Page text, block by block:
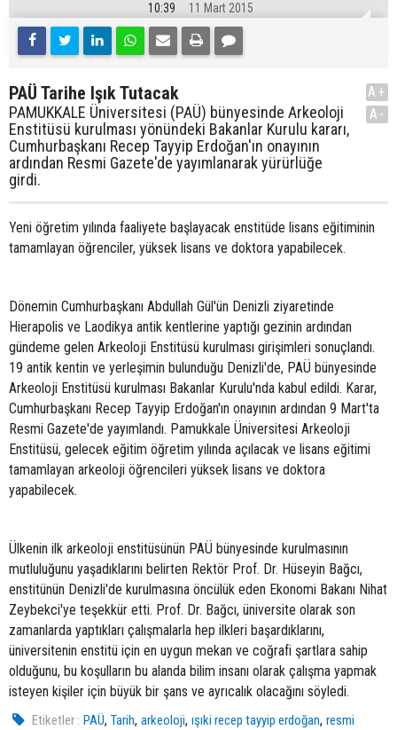
10:39 11 Mart 2015
PAÜ Tarihe Işık Tutacak
PAMUKKALE Üniversitesi (PAÜ) bünyesinde Arkeoloji
Enstitüsü kurulması yönündeki Bakanlar Kurulu kararı,
Cumhurbaşkanı Recep Tayyip Erdoğan'ın onayının
ardından Resmi Gazete'de yayımlanarak yürürlüğe
girdi.
A+
A-
Yeni öğretim yılında faaliyete başlayacak enstitüde lisans eğitiminin
tamamlayan öğrenciler, yüksek lisans ve doktora yapabilecek.
Dönemin Cumhurbaşkanı Abdullah Gül'ün Denizli ziyaretinde
Hierapolis ve Laodikya antik kentlerine yaptığı gezinin ardından
gündeme gelen Arkeoloji Enstitüsü kurulması girişimleri sonuçlandı.
19 antik kentin ve yerleşimin bulunduğu Denizli'de, PAÜ bünyesinde
Arkeoloji Enstitüsü kurulması Bakanlar Kurulu'nda kabul edildi. Karar,
Cumhurbaşkanı Recep Tayyip Erdoğan'ın onayının ardından 9 Mart'ta
Resmi Gazete'de yayımlandı. Pamukkale Üniversitesi Arkeoloji
Enstitüsü, gelecek eğitim öğretim yılında açılacak ve lisans eğitimi
tamamlayan arkeoloji öğrencileri yüksek lisans ve doktora
yapabilecek.
Ülkenin ilk arkeoloji enstitüsünün PAÜ bünyesinde kurulmasının
mutluluğunu yaşadıklarını belirten Rektör Prof. Dr. Hüseyin Bağcı,
enstitünün Denizli'de kurulmasına öncülük eden Ekonomi Bakanı Nihat
Zeybekci'ye teşekkür etti. Prof. Dr. Bağcı, üniversite olarak son
zamanlarda yaptıkları çalışmalarla hep ilkleri başardıklarını,
üniversitenin enstitü için en uygun mekan ve coğrafi şartlara sahip
olduğunu, bu koşulların bu alanda bilim insanı olarak çalışma yapmak
isteyen kişiler için büyük bir şans ve ayrıcalık olacağını söyledi.
Etiketler : PAÜ,Tarih,arkeoloji,ışıki recep tayyip erdoğan,resmi